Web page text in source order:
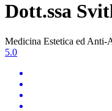
Dott.ssa
Medicina Estetica ed Anti-
5.0